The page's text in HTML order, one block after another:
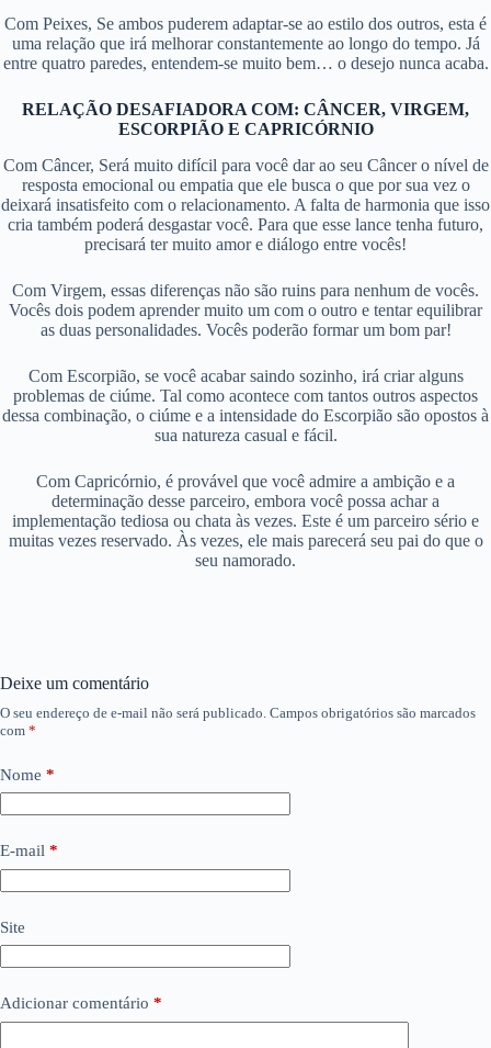
Com Peixes, Se ambos puderem adaptar-se ao estilo dos outros, esta é
uma relação que irá melhorar constantemente ao longo do tempo. Já
entre quatro paredes, entendem-se muito bem… o desejo nunca acaba.
RELAÇÃO DESAFIADORA COM: CÂNCER, VIRGEM,
ESCORPIÃO E CAPRICÓRNIO
Com Câncer, Será muito difícil para você dar ao seu Câncer o nível de
resposta emocional ou empatia que ele busca o que por sua vez o
deixará insatisfeito com o relacionamento. A falta de harmonia que isso
cria também poderá desgastar você. Para que esse lance tenha futuro,
precisará ter muito amor e diálogo entre vocês!
Com Virgem, essas diferenças não são ruins para nenhum de vocês.
Vocês dois podem aprender muito um com o outro e tentar equilibrar
as duas personalidades. Vocês poderão formar um bom par!
Com Escorpião, se você acabar saindo sozinho, irá criar alguns
problemas de ciúme. Tal como acontece com tantos outros aspectos
dessa combinação, o ciúme e a intensidade do Escorpião são opostos à
sua natureza casual e fácil.
Com Capricórnio, é provável que você admire a ambição e a
determinação desse parceiro, embora você possa achar a
implementação tediosa ou chata às vezes. Este é um parceiro sério e
muitas vezes reservado. Às vezes, ele mais parecerá seu pai do que o
seu namorado.
Deixe um comentário
O seu endereço de e-mail não será publicado. Campos obrigatórios são marcados
com *
Nome *
E-mail *
Site
Adicionar comentário *